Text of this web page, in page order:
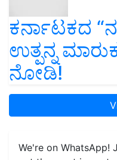
ಕರ್ನಾಟಕದ
ಉತ್ಪನ್ನ
ನೋಡಿ!
We're on WhatsApp!